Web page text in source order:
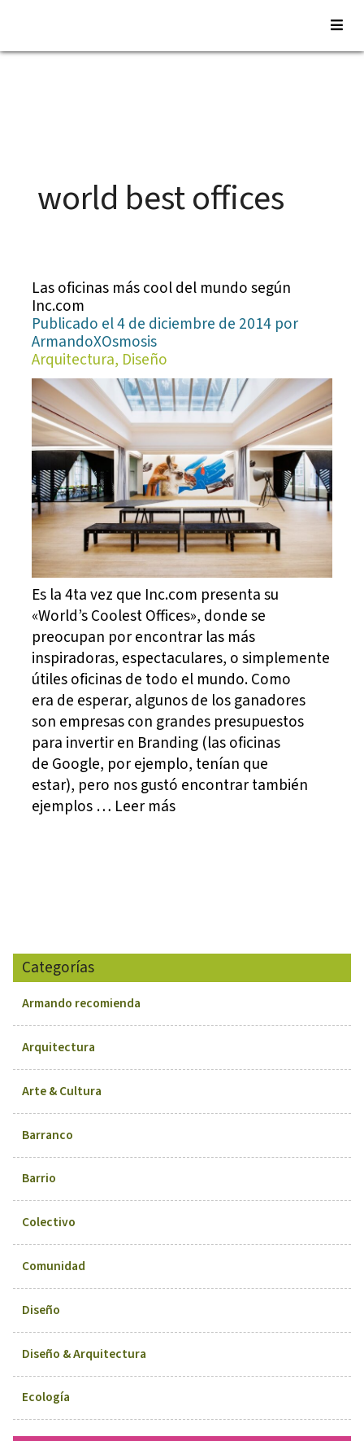
Saltar
world best offices
Las oficinas más cool del mundo según
Inc.com
Publicado el 4 de diciembre de 2014 por
ArmandoXOsmosis
Arquitectura, Diseño
Es la 4ta vez que Inc.com presenta su
«World’s Coolest Offices», donde se
preocupan por encontrar las más
inspiradoras, espectaculares, o simplemente
útiles oficinas de todo el mundo. Como
era de esperar, algunos de los ganadores
son empresas con grandes presupuestos
para invertir en Branding (las oficinas
de Google, por ejemplo, tenían que
estar), pero nos gustó encontrar también
ejemplos … Leer más
Categorías
Armando recomienda
Arquitectura
Arte & Cultura
Barranco
Barrio
Colectivo
Comunidad
Diseño
Diseño & Arquitectura
Ecología